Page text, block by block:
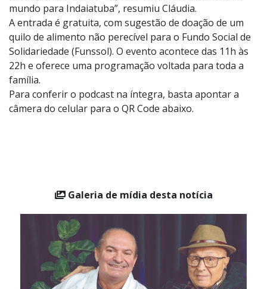
portuguesa e russa. “A gente está tentando trazer o
mundo para Indaiatuba”, resumiu Cláudia.
A entrada é gratuita, com sugestão de doação de um
quilo de alimento não perecível para o Fundo Social de
Solidariedade (Funssol). O evento acontece das 11h às
22h e oferece uma programação voltada para toda a
família.
Para conferir o podcast na íntegra, basta apontar a
câmera do celular para o QR Code abaixo.